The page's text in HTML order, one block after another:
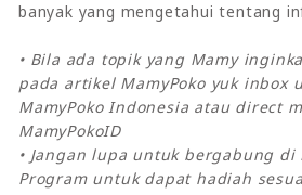
banyak yang mengetahui tentang
• Bila ada topik yang Mamy
pada artikel MamyPoko yuk inbox
MamyPoko Indonesia atau direct
MamyPokoID
• Jangan lupa untuk bergabung di
Program untuk dapat hadiah